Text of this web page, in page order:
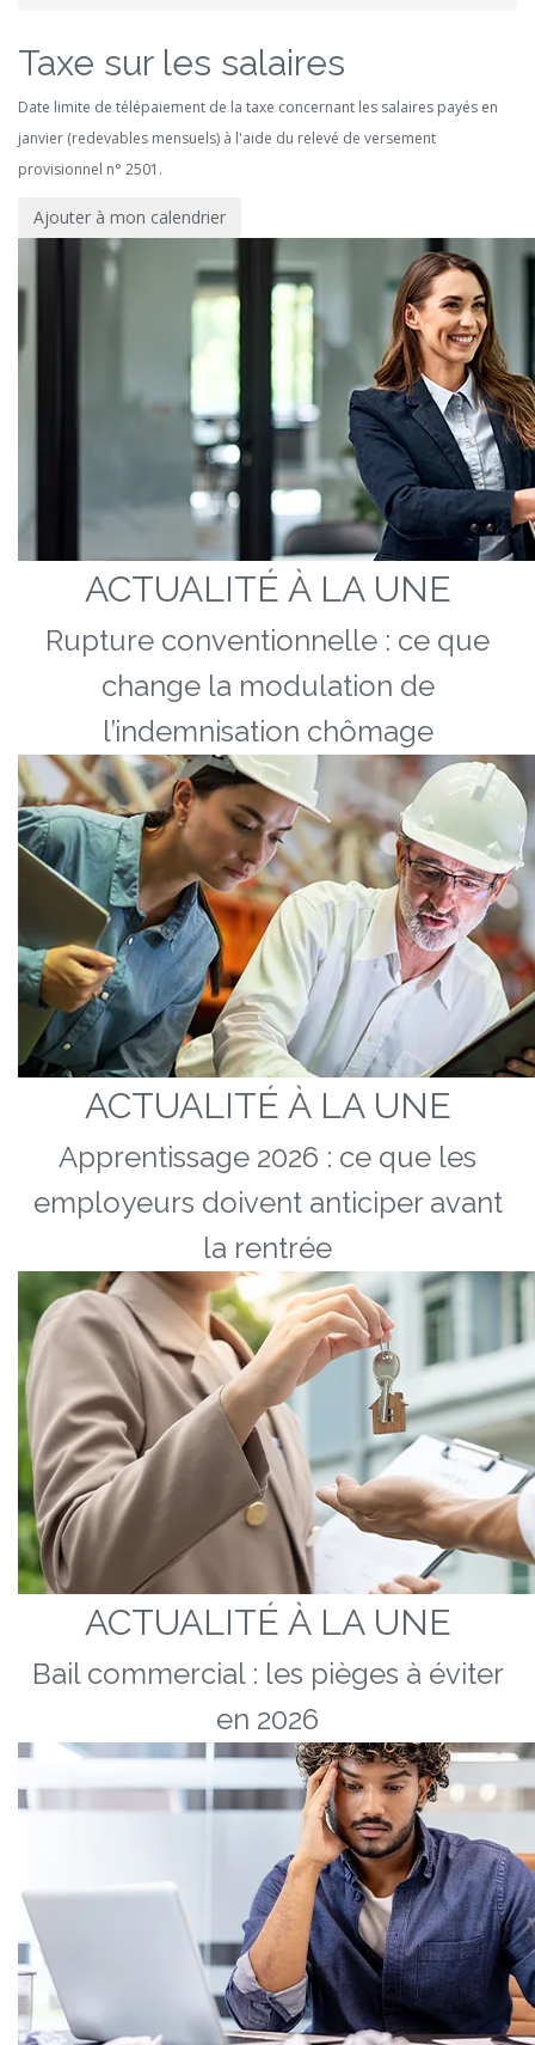
Taxe sur les salaires
Date limite de télépaiement de la taxe concernant les salaires payés en
janvier (redevables mensuels) à l'aide du relevé de versement
provisionnel n° 2501.
Ajouter à mon calendrier
ACTUALITÉ À LA UNE
Rupture conventionnelle : ce que
change la modulation de
l’indemnisation chômage
ACTUALITÉ À LA UNE
Apprentissage 2026 : ce que les
employeurs doivent anticiper avant
la rentrée
ACTUALITÉ À LA UNE
Bail commercial : les pièges à éviter
en 2026